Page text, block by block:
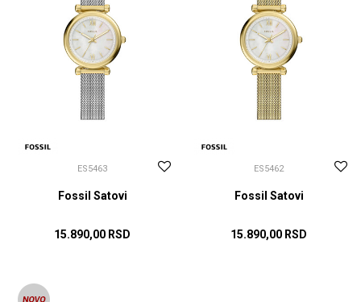
ES5463
Fossil Satovi
15.890,00 RSD
ES5462
Fossil Satovi
15.890,00 RSD